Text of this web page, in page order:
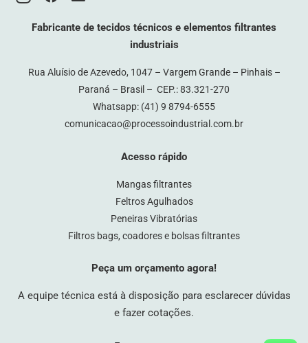
Fabricante de tecidos técnicos e elementos filtrantes
industriais
Rua Aluísio de Azevedo, 1047 – Vargem Grande – Pinhais –
Paraná – Brasil – CEP.: 83.321-270
Whatsapp: (41) 9 8794-6555
comunicacao@processoindustrial.com.br
Acesso rápido
Mangas filtrantes
Feltros Agulhados
Peneiras Vibratórias
Filtros bags, coadores e bolsas filtrantes
Peça um orçamento agora!
A equipe técnica está à disposição para esclarecer dúvidas
e fazer cotações.